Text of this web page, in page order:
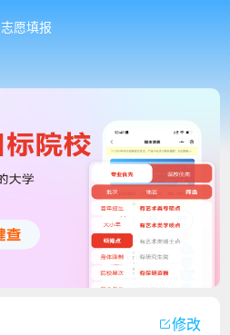
志愿填报
修改